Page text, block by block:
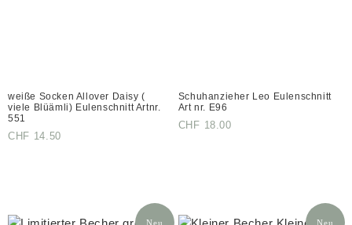
weiße Socken Allover Daisy (
viele Blüämli) Eulenschnitt Artnr.
551
CHF 14.50
Schuhanzieher Leo Eulenschnitt
Art nr. E96
CHF 18.00
Neu Neu